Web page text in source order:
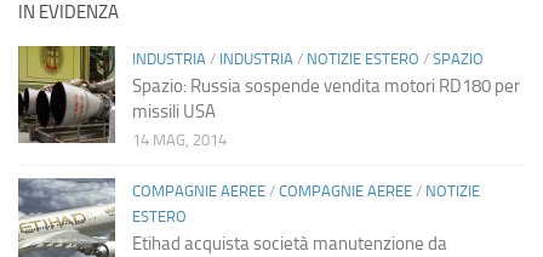
IN EVIDENZA
INDUSTRIA / INDUSTRIA / NOTIZIE ESTERO / SPAZIO
Spazio: Russia sospende vendita motori RD180 per
missili USA
14 MAG, 2014
COMPAGNIE AEREE / COMPAGNIE AEREE / NOTIZIE
ESTERO
Etihad acquista società manutenzione da